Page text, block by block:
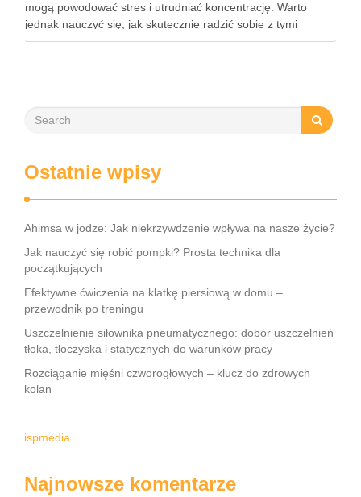
mogą powodować stres i utrudniać koncentrację. Warto
jednak nauczyć się, jak skutecznie radzić sobie z tymi
emocjami. Oto kilka sprawdzonych sposobów, które pomogą
Ostatnie wpisy
Ahimsa w jodze: Jak niekrzywdzenie wpływa na nasze życie?
Jak nauczyć się robić pompki? Prosta technika dla
początkujących
Efektywne ćwiczenia na klatkę piersiową w domu –
przewodnik po treningu
Uszczelnienie siłownika pneumatycznego: dobór uszczelnień
tłoka, tłoczyska i statycznych do warunków pracy
Rozciąganie mięśni czworogłowych – klucz do zdrowych
kolan
ispmedia
Najnowsze komentarze